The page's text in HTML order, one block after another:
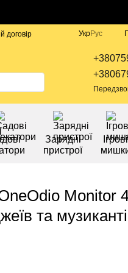
договір
УкрРус
Зарядні
пристрої
Ігрові
Monitor
та